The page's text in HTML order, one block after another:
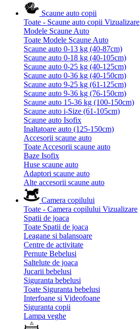
Scaune auto copii
Toate - Scaune auto copii Vizualizare
Modele Scaune Auto
Toate Modele Scaune Auto
Scaune auto 0-13 kg (40-87cm)
Scaune auto 0-18 kg (40-105cm)
Scaune auto 0-25 kg (40-125cm)
Scaune auto 0-36 kg (40-150cm)
Scaune auto 9-25 kg (61-125cm)
Scaune auto 9-36 kg (76-150cm)
Scaune auto 15-36 kg (100-150cm)
Scaune auto i-Size (61-105cm)
Scaune auto Isofix
Inaltatoare auto (125-150cm)
Accesorii scaune auto
Toate Accesorii scaune auto
Baze Isofix
Huse scaune auto
Adaptori scaune auto
Alte accesorii scaune auto
Camera copilului
Toate - Camera copilului Vizualizare
Spatii de joaca
Toate Spatii de joaca
Leagane si balansoare
Centre de activitate
Pernute Bebelusi
Saltelute de joaca
Jucarii bebelusi
Siguranta bebelusi
Toate Siguranta bebelusi
Interfoane si Videofoane
Siguranta copii
Lampa veghe